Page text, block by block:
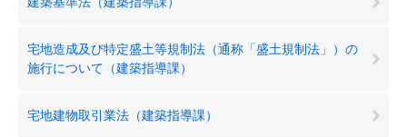
宅地造成及び特定盛土等規制法（通称「盛土規制法」）の
施行について（建築指導課）
宅地建物取引業法（建築指導課）